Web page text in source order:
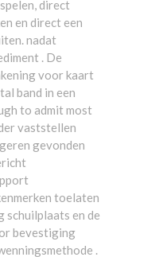
direct
en direct een
nadat
. De
voor kaart
band in een
to admit most
vaststellen
gevonden
toelaten
en de
bevestiging
.